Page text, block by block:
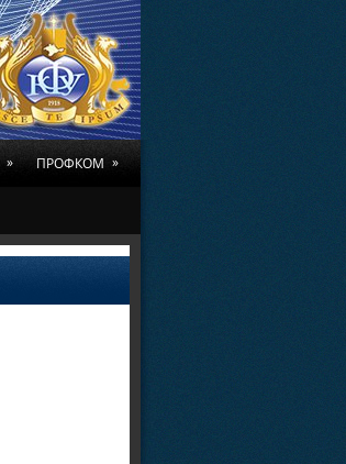
» ПРОФКОМ »